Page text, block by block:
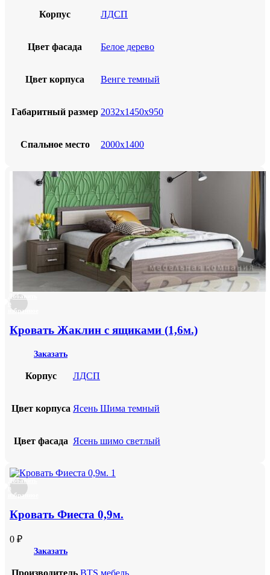
Корпус ЛДСП
Цвет фасада Белое дерево
Цвет корпуса Венге темный
Габаритный размер 2032х1450х950
Спальное место 2000х1400
Добавить
в
избранное
Кровать Жаклин с ящиками (1,6м.)
Заказать
Корпус ЛДСП
Цвет корпуса Ясень Шима темный
Цвет фасада Ясень шимо светлый
Добавить
в
избранное
Кровать Фиеста 0,9м.
0 ₽
Заказать